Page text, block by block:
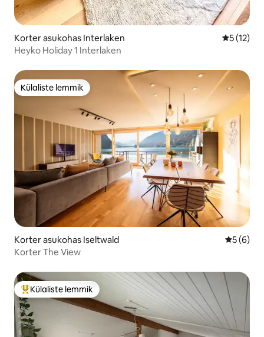
Korter asukohas Interlaken
5 (12)
Heyko Holiday 1 Interlaken
Külaliste lemmik
Külaliste lemmik
Korter asukohas Iseltwald
5 (6)
Korter The View
Külaliste suur lemmik
Külaliste lemmik